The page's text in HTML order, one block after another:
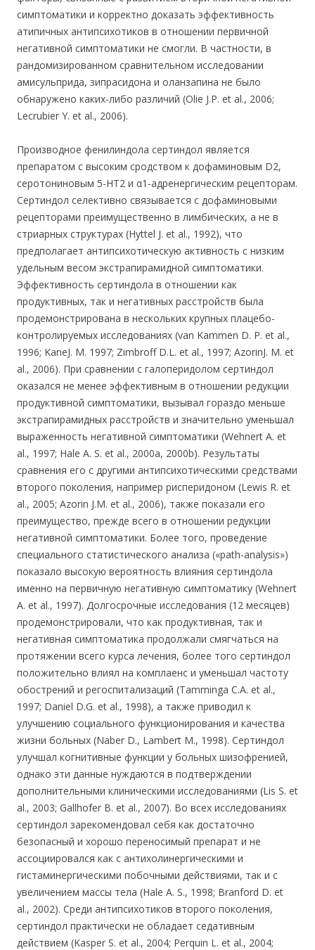
симптоматики и корректно доказать эффективность
атипичных антипсихотиков в отношении первичной
негативной симптоматики не смогли. В частности, в
рандомизированном сравнительном исследовании
амисульприда, зипрасидона и оланзапина не было
обнаружено каких-либо различий (Olie J.P. et al., 2006;
Lecrubier Y. et al., 2006).
Производное фенилиндола сертиндол является
препаратом с высоким сродством к дофаминовым D2,
серотониновым 5-НТ2 и α1-адренергическим рецепторам.
Сертиндол селективно связывается с дофаминовыми
рецепторами преимущественно в лимбических, а не в
стриарных структурах (Hyttel J. et al., 1992), что
предполагает антипсихотическую активность с низким
удельным весом экстрапирамидной симптоматики.
Эффективность сертиндола в отношении как
продуктивных, так и негативных расстройств была
продемонстрирована в нескольких крупных плацебо-
контролируемых исследованиях (van Kammen D. Р. et al.,
1996; KaneJ. M. 1997; Zimbroff D.L. et al., 1997; AzorinJ. M. et
al., 2006). При сравнении с галоперидолом сертиндол
оказался не менее эффективным в отношении редукции
продуктивной симптоматики, вызывал гораздо меньше
экстрапирамидных расстройств и значительно уменьшал
выраженность негативной симптоматики (Wehnert A. et
al., 1997; Hale A. S. et al., 2000a, 2000b). Результаты
сравнения его с другими антипсихотическими средствами
второго поколения, например рисперидоном (Lewis R. et
al., 2005; Azorin J.M. et al., 2006), также показали его
преимущество, прежде всего в отношении редукции
негативной симптоматики. Более того, проведение
специального статистического анализа («path-analysis»)
показало высокую вероятность влияния сертиндола
именно на первичную негативную симптоматику (Wehnert
A. et al., 1997). Долгосрочные исследования (12 месяцев)
продемонстрировали, что как продуктивная, так и
негативная симптоматика продолжали смягчаться на
протяжении всего курса лечения, более того сертиндол
положительно влиял на комплаенс и уменьшал частоту
обострений и регоспитализаций (Tamminga С.А. et al.,
1997; Daniel D.G. et al., 1998), а также приводил к
улучшению социального функционирования и качества
жизни больных (Naber D., Lambert М., 1998). Сертиндол
улучшал когнитивные функции у больных шизофренией,
однако эти данные нуждаются в подтверждении
дополнительными клиническими исследованиями (Lis S. et
al., 2003; Gallhofer В. et al., 2007). Во всех исследованиях
сертиндол зарекомендовал себя как достаточно
безопасный и хорошо переносимый препарат и не
ассоциировался как с антихолинергическими и
гистаминергическими побочными действиями, так и с
увеличением массы тела (Hale A. S., 1998; Branford D. et
al., 2002). Среди антипсихотиков второго поколения,
сертиндол практически не обладает седативным
действием (Kasper S. et al., 2004; Perquin L. et al., 2004;